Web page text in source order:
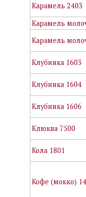
Карамель 2403
Карамель
Карамель
Клубника 1603
Клубника 1604
Клубника 1606
Клюква 7500
Кола 1801
Кофе (мокко)